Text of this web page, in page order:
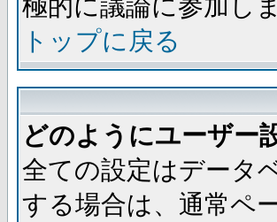
極的に議論に参加し
トップに戻る
どのようにユーザー
全ての設定はデータ
する場合は、通常ペ